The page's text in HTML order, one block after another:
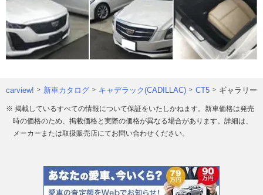
carview! 新車カタログ キャデラック(CADILLAC) CT5 ギャラリー
※ 掲載しているすべての情報について保証をいたしかねます。新車価格は発売
時の価格のため、掲載価格と実際の価格が異なる場合があります。詳細は、
メーカーまたは取扱販売店にてお問い合わせください。